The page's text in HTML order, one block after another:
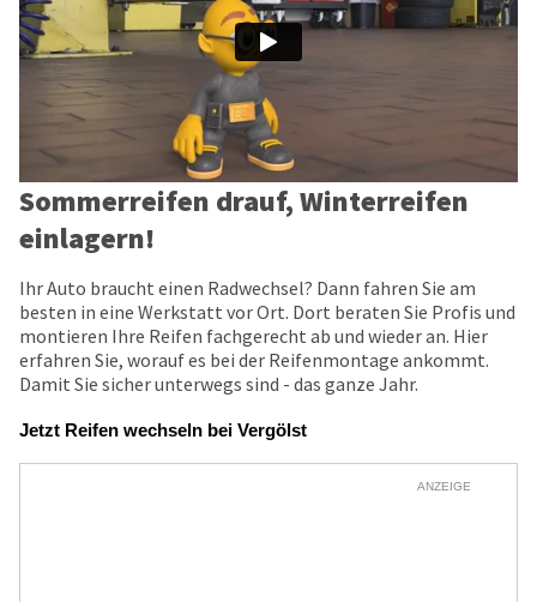
Sommerreifen drauf, Winterreifen
einlagern!
Ihr Auto braucht einen Radwechsel? Dann fahren Sie am
besten in eine Werkstatt vor Ort. Dort beraten Sie Profis und
montieren Ihre Reifen fachgerecht ab und wieder an. Hier
erfahren Sie, worauf es bei der Reifenmontage ankommt.
Damit Sie sicher unterwegs sind - das ganze Jahr.
Jetzt Reifen wechseln bei Vergölst
ANZEIGE